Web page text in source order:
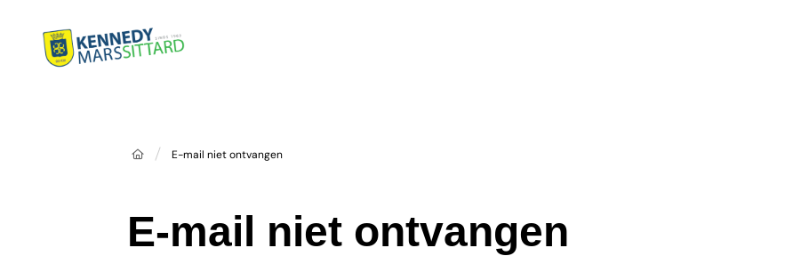
E-mail niet ontvangen
E-mail niet ontvangen